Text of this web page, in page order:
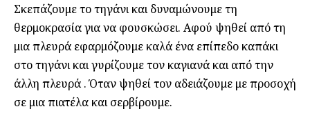
Σκεπάζουμε το τηγάνι και δυναμώνουμε τη
θερμοκρασία για να φουσκώσει. Αφού ψηθεί από τη
μια πλευρά εφαρμόζουμε καλά ένα επίπεδο καπάκι
στο τηγάνι και γυρίζουμε τον καγιανά και από την
άλλη πλευρά . Όταν ψηθεί τον αδειάζουμε με προσοχή
σε μια πιατέλα και σερβίρουμε.